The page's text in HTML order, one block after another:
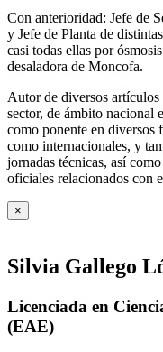
Con anterioridad: Jefe de
y Jefe de Planta de
casi todas ellas por
desaladora de Moncofa.
Autor de diversos
sector, de ámbito nacional
como ponente en diversos
como internacionales, y
jornadas técnicas, así
oficiales relacionados con
×
Silvia Gallego
Licenciada en
(EAE)